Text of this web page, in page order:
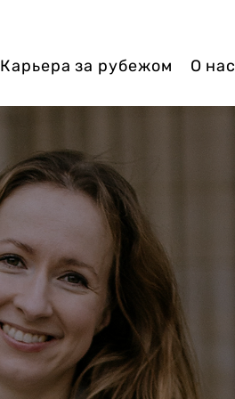
Карьера за рубежом О нас